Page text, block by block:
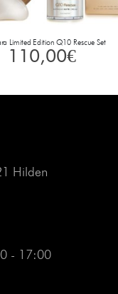
Limited Edition Q10 Rescue Set
110,00€
Hilden
- 17:00